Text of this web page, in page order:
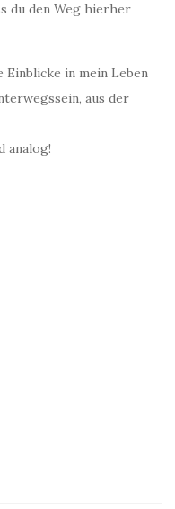
du den Weg hierher
in mein Leben
aus der
analog!